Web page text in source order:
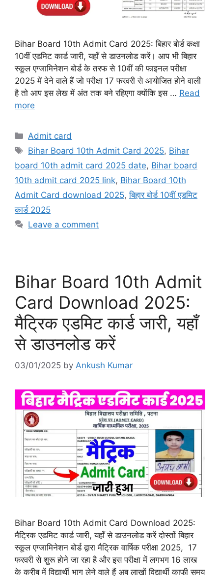
Bihar Board 10th Admit Card 2025: बिहार बोर्ड कक्षा
10वीं एडमिट कार्ड जारी, यहाँ से डाउनलोड करें। आप भी बिहार
स्कूल एग्जामिनेशन बोर्ड के तरफ से 10वीं की फाइनल परीक्षा
2025 में देने वाले हैं जो परीक्षा 17 फरवरी से आयोजित होने वाली
है तो आप इस लेख में अंत तक बने रहिएगा क्योंकि इस … Read
more
Categories
Admit card
Tags
Bihar Board 10th Admit Card 2025, Bihar
board 10th admit card 2025 date, Bihar board
10th admit card 2025 link, Bihar Board 10th
Admit Card download 2025,बिहार बोर्ड 10वीं एडमिट
कार्ड 2025
Leave a comment
Bihar Board 10th Admit
Card Download 2025:
मैट्रिक एडमिट कार्ड जारी, यहाँ
से डाउनलोड करें
03/01/2025 by Ankush Kumar
Bihar Board 10th Admit Card Download 2025:
मैट्रिक एडमिट कार्ड जारी, यहाँ से डाउनलोड करें दोस्तों बिहार
स्कूल एग्जामिनेशन बोर्ड द्वारा मैट्रिक वार्षिक परीक्षा 2025, 17
फरवरी से शुरू होने जा रहा है और इस परीक्षा में लगभग 16 लाख
के करीब में विद्यार्थी भाग लेने वाले हैं अब लाखों विद्यार्थी काफी समय